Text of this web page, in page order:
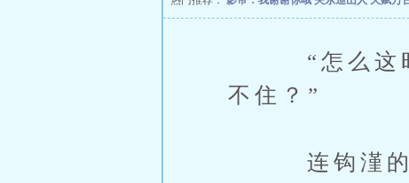
“怎么这时
不住？”
连钩漌的脸